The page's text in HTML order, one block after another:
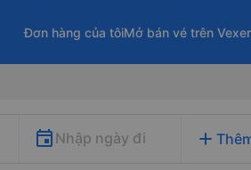
Đơn hàng của tôiMở bán vé trên
Nhập ngày đi add